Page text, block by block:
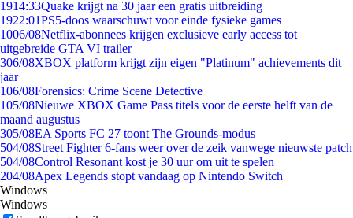
1914:33Quake krijgt na 30 jaar een gratis uitbreiding
1922:01PS5-doos waarschuwt voor einde fysieke games
1006/08Netflix-abonnees krijgen exclusieve early access tot
uitgebreide GTA VI trailer
306/08XBOX platform krijgt zijn eigen "Platinum" achievements dit
jaar
106/08Forensics: Crime Scene Detective
105/08Nieuwe XBOX Game Pass titels voor de eerste helft van de
maand augustus
305/08EA Sports FC 27 toont The Grounds-modus
504/08Street Fighter 6-fans weer over de zeik vanwege nieuwste patch
504/08Control Resonant kost je 30 uur om uit te spelen
204/08Apex Legends stopt vandaag op Nintendo Switch
Windows
Windows